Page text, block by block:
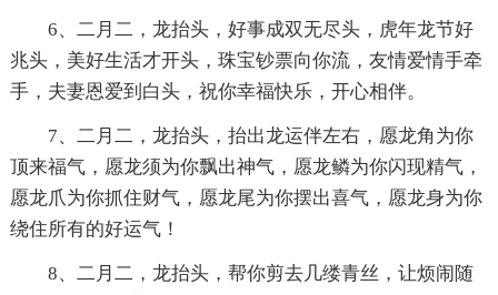
6、二月二，龙抬头，好事成双无尽头，虎年龙节好
兆头，美好生活才开头，珠宝钞票向你流，友情爱情手牵
手，夫妻恩爱到白头，祝你幸福快乐，开心相伴。
7、二月二，龙抬头，抬出龙运伴左右，愿龙角为你
顶来福气，愿龙须为你飘出神气，愿龙鳞为你闪现精气，
愿龙爪为你抓住财气，愿龙尾为你摆出喜气，愿龙身为你
绕住所有的好运气！
8、二月二，龙抬头，帮你剪去几缕青丝，让烦闹随